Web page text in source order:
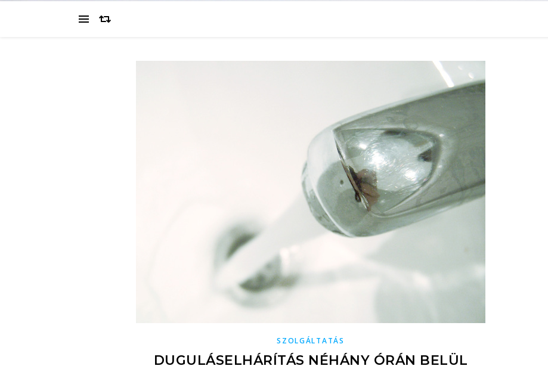
SZOLGÁLTATÁS
DUGULÁSELHÁRÍTÁS NÉHÁNY ÓRÁN BELÜL